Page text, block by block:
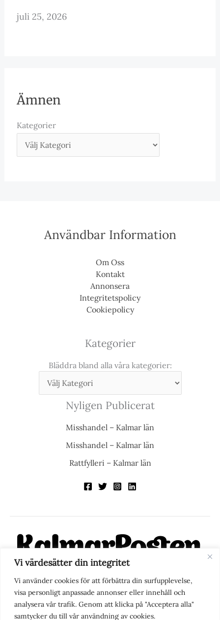
Vi värdesätter din integritet
Vi använder cookies för att förbättra din surfupplevelse,
visa personligt anpassade annonser eller innehåll och
analysera vår trafik. Genom att klicka på "Acceptera alla"
samtycker du till vår användning av cookies.
juli 25, 2026
Ämnen
Kategorier
Användbar Information
Om Oss
Kontakt
Annonsera
Integritetspolicy
Cookiepolicy
Kategorier
Bläddra bland alla våra kategorier:
Nyligen Publicerat
Misshandel – Kalmar län
Misshandel – Kalmar län
Rattfylleri – Kalmar län
KalmarPosten är en modern lokalnyhetstidning på nätet. Med
fokus på Kalmarregionen, men också med blick för det större
perspektivet, vill vi vara din självklara kanal för nyheter,
berättelser och engagemang. KalmarPosten grundades 1988 och